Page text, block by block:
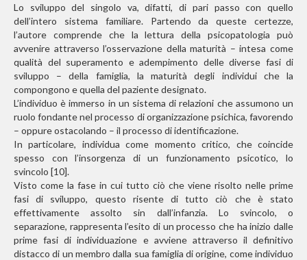
Lo sviluppo del singolo va, difatti, di pari passo con quello
dell’intero sistema familiare. Partendo da queste certezze,
l’autore comprende che la lettura della psicopatologia può
avvenire attraverso l’osservazione della maturità – intesa come
qualità del superamento e adempimento delle diverse fasi di
sviluppo – della famiglia, la maturità degli individui che la
compongono e quella del paziente designato.
L’individuo è immerso in un sistema di relazioni che assumono un
ruolo fondante nel processo di organizzazione psichica, favorendo
– oppure ostacolando – il processo di identificazione.
In particolare, individua come momento critico, che coincide
spesso con l’insorgenza di un funzionamento psicotico, lo
svincolo [10].
Visto come la fase in cui tutto ciò che viene risolto nelle prime
fasi di sviluppo, questo risente di tutto ciò che è stato
effettivamente assolto sin dall’infanzia. Lo svincolo, o
separazione, rappresenta l’esito di un processo che ha inizio dalle
prime fasi di individuazione e avviene attraverso il definitivo
distacco di un membro dalla sua famiglia di origine, come individuo